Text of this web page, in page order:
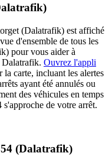
(Dalatrafik) est affiché
d'ensemble de tous les
pour vous aider à
Dalatrafik. Ouvrez l'appli
carte, incluant les alertes
ayant été annulés ou
des véhicules en temps
de votre arrêt.
(Dalatrafik)